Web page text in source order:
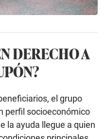
DERECHO A
el grupo
perfil socioeconómico
la ayuda llegue a quien